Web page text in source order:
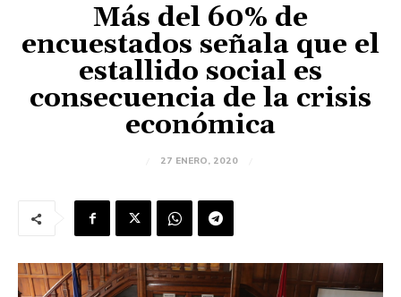
Más del 60% de
encuestados señala que el
estallido social es
consecuencia de la crisis
económica
27 ENERO, 2020